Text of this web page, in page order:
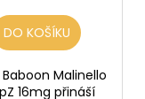
DO KOŠÍKU
Malinello
16mg přináší